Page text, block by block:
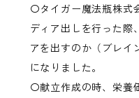
〇タイガー魔法瓶株式
ディア出しを行った際
アを出すのか（ブレイ
になりました。
〇献立作成の時、栄養